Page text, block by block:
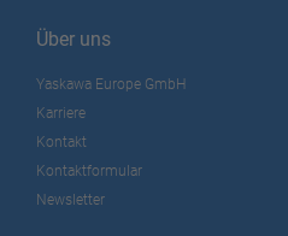
Über uns
Yaskawa Europe GmbH
Karriere
Kontakt
Kontaktformular
Newsletter